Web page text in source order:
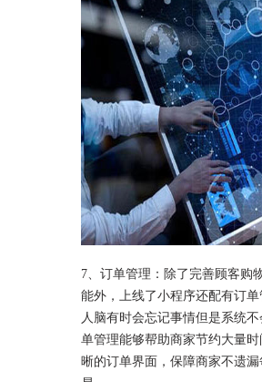
7、订单管理：除了完善顾客购
能外，上线了小程序还配有订单
人脑有时会忘记事情但是系统
单管理能够帮助商家节约大量
晰的订单界面，保障商家不遗